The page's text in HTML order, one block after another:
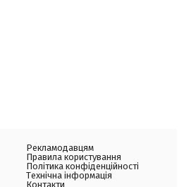
Рекламодавцям
Правила користування
Політика конфіденційності
Технічна інформація
Контакти